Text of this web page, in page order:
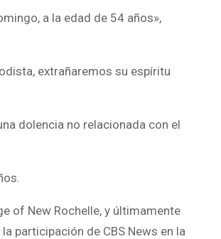
a la edad de 54 años»,
extrañaremos su espíritu
dolencia no relacionada con el
of New Rochelle, y últimamente
participación de CBS News en la